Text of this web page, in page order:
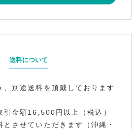
送料について
、別途送料を頂戴しております
引金額16,500円以上（税込）
させていただきます（沖縄・